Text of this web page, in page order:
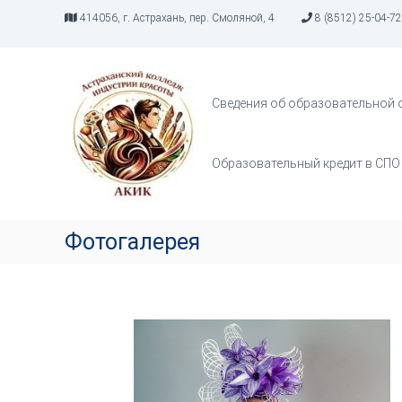
414056, г. Астрахань, пер. Смоляной, 4 8 (8512) 25-04-72
И
р
е
с
т
в
а
Сведения об образовательной
Образовательный кредит в СПО
Фотогалерея